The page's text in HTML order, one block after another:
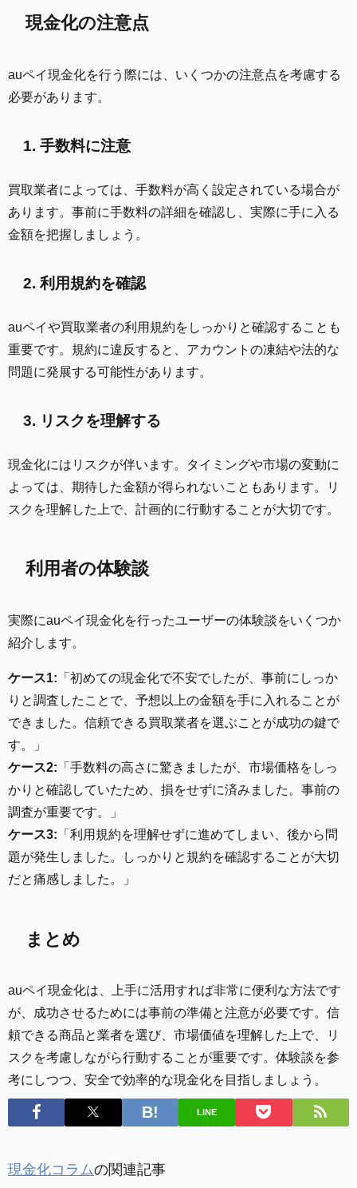
現金化の注意点
auペイ現金化を行う際には、いくつかの注意点を考慮する
必要があります。
1. 手数料に注意
買取業者によっては、手数料が高く設定されている場合が
あります。事前に手数料の詳細を確認し、実際に手に入る
金額を把握しましょう。
2. 利用規約を確認
auペイや買取業者の利用規約をしっかりと確認することも
重要です。規約に違反すると、アカウントの凍結や法的な
問題に発展する可能性があります。
3. リスクを理解する
現金化にはリスクが伴います。タイミングや市場の変動に
よっては、期待した金額が得られないこともあります。リ
スクを理解した上で、計画的に行動することが大切です。
利用者の体験談
実際にauペイ現金化を行ったユーザーの体験談をいくつか
紹介します。
ケース1: 「初めての現金化で不安でしたが、事前にしっか
りと調査したことで、予想以上の金額を手に入れることが
できました。信頼できる買取業者を選ぶことが成功の鍵で
す。」
ケース2: 「手数料の高さに驚きましたが、市場価格をしっ
かりと確認していたため、損をせずに済みました。事前の
調査が重要です。」
ケース3: 「利用規約を理解せずに進めてしまい、後から問
題が発生しました。しっかりと規約を確認することが大切
だと痛感しました。」
まとめ
auペイ現金化は、上手に活用すれば非常に便利な方法です
が、成功させるためには事前の準備と注意が必要です。信
頼できる商品と業者を選び、市場価値を理解した上で、リ
スクを考慮しながら行動することが重要です。体験談を参
考にしつつ、安全で効率的な現金化を目指しましょう。
LINE
現金化コラムの関連記事